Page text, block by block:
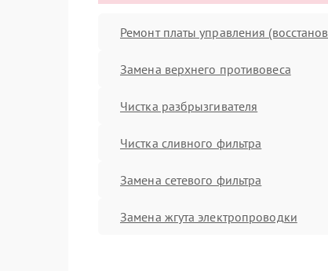
Ремонт платы управления
Замена верхнего противовеса
Чистка разбрызгивателя
Чистка сливного фильтра
Замена сетевого фильтра
Замена жгута электропроводки